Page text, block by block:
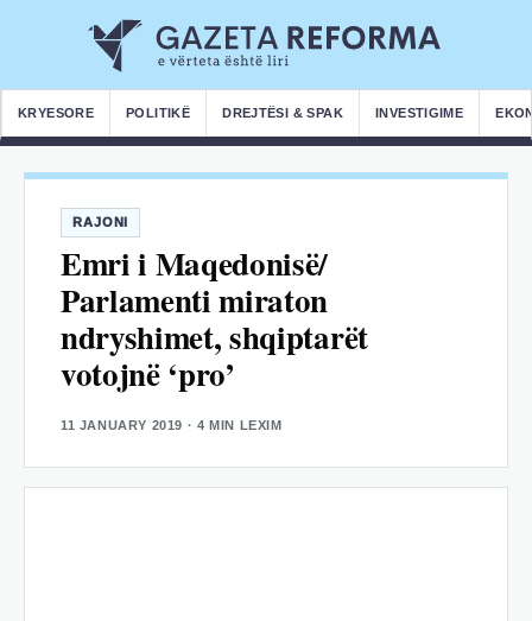
KRYESORE POLITIKË DREJTËSI & SPAK INVESTIGIME
RAJONI
Emri i Maqedonisë/
Parlamenti miraton
ndryshimet, shqiptarët
votojnë ‘pro’
11 JANUARY 2019 · 4 MIN LEXIM